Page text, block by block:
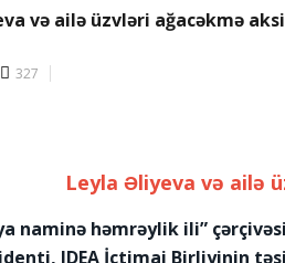
və ailə üzvləri ağacəkmə
327
Leyla Əliyeva və ailə
naminə həmrəylik ili”
IDEA İctimai Birliyinin